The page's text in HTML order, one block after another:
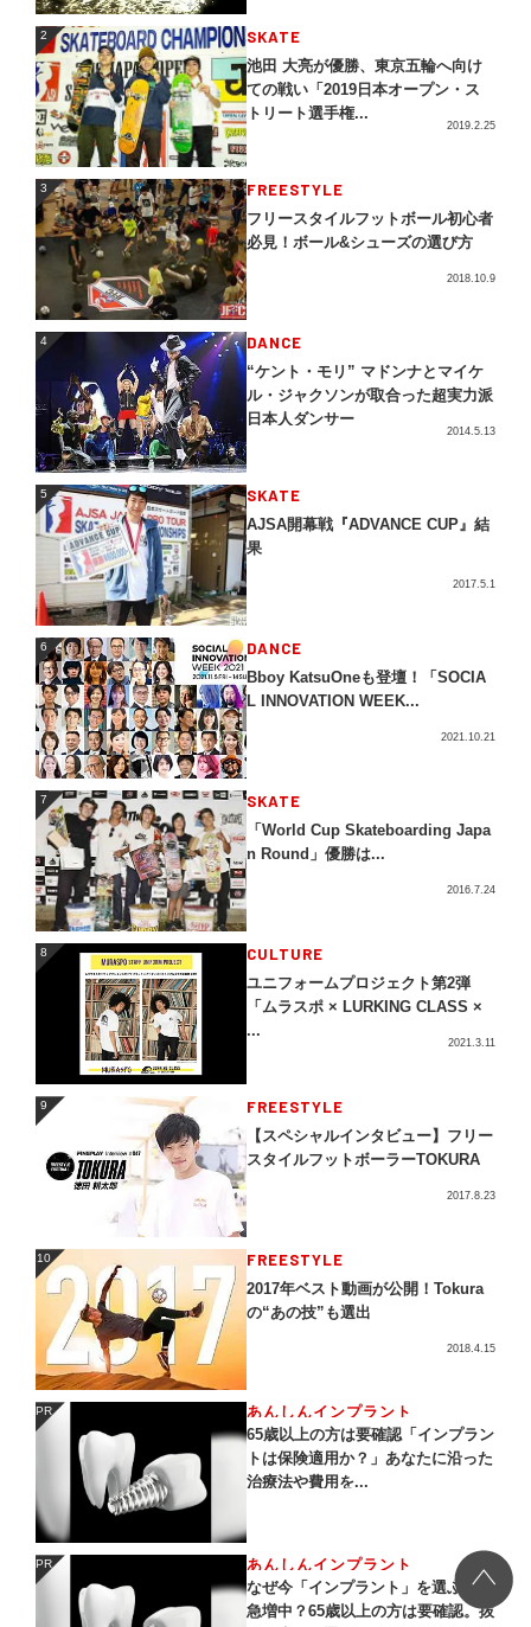
2 SKATE
池田 大亮が優勝、東京五輪へ向け
ての戦い「2019日本オープン・ス
トリート選手権...
2019.2.25
3 FREESTYLE
フリースタイルフットボール初心者
必見！ボール&シューズの選び方
2018.10.9
4 DANCE
“ケント・モリ” マドンナとマイケ
ル・ジャクソンが取合った超実力派
日本人ダンサー
2014.5.13
5 SKATE
AJSA開幕戦『ADVANCE CUP』結
果
2017.5.1
6 DANCE
Bboy KatsuOneも登壇！「SOCIA
L INNOVATION WEEK...
2021.10.21
7 SKATE
「World Cup Skateboarding Japa
n Round」優勝は...
2016.7.24
8 CULTURE
ユニフォームプロジェクト第2弾
「ムラスポ × LURKING CLASS ×
...
2021.3.11
9 FREESTYLE
【スペシャルインタビュー】フリー
スタイルフットボーラーTOKURA
2017.8.23
10 FREESTYLE
2017年ベスト動画が公開！Tokura
の“あの技”も選出
2018.4.15
PR あんしんインプラント
65歳以上の方は要確認「インプラン
トは保険適用か？」あなたに沿った
治療法や費用を...
PR あんしんインプラント
なぜ今「インプラント」を選ぶ人が
急増中？65歳以上の方は要確認。抜